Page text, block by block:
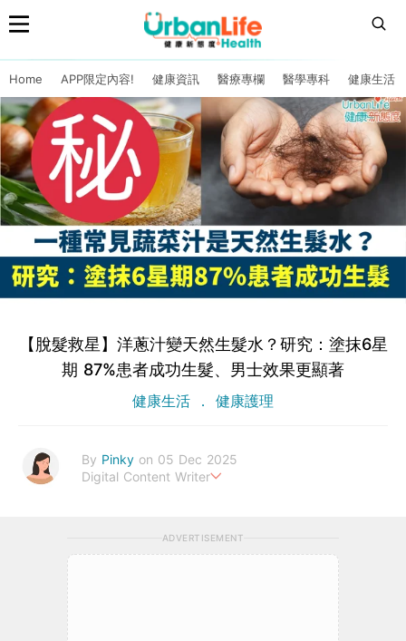
Home APP限定內容! 健康資訊 醫療專欄 醫學專科 健康生活
【脫髮救星】洋蔥汁變天然生髮水？研究：塗抹6星
期 87%患者成功生髮、男士效果更顯著
健康生活 健康護理
By Pinky on 05 Dec 2025
Digital Content Writer
ADVERTISEMENT